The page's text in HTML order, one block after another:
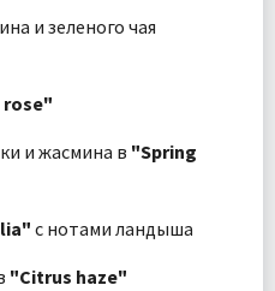
и зеленого чая
rose"
и жасмина в "Spring
с нотами ландыша
"Citrus haze"